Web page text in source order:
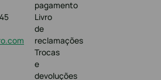
pagamento
Livro
de
reclamações
Trocas
e
devoluções